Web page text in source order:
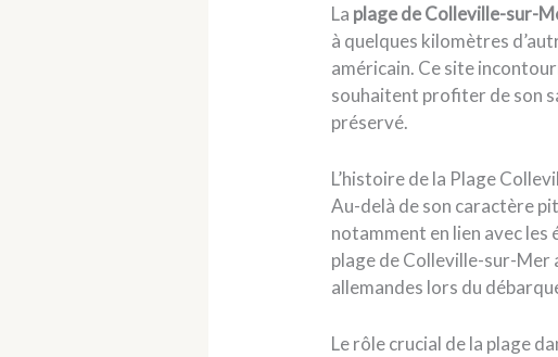
La plage de Colleville-sur-
à quelques kilomètres
américain. Ce site
souhaitent profiter de son
préservé.
L’histoire de la Plage
Au-delà de son caractère
notamment en lien avec les
plage de Colleville-sur-
allemandes lors du
Le rôle crucial de la plage